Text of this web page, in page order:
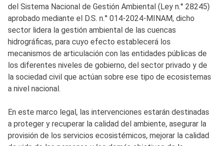
del Sistema Nacional de Gestión Ambiental (Ley n.° 28245)
aprobado mediante el D.S. n.° 014-2024-MINAM, dicho
sector lidera la gestión ambiental de las cuencas
hidrográficas, para cuyo efecto establecerá los
mecanismos de articulación con las entidades públicas de
los diferentes niveles de gobierno, del sector privado y de
la sociedad civil que actúan sobre ese tipo de ecosistemas
a nivel nacional.
En este marco legal, las intervenciones estarán destinadas
a proteger y recuperar la calidad del ambiente, asegurar la
provisión de los servicios ecosistémicos, mejorar la calidad